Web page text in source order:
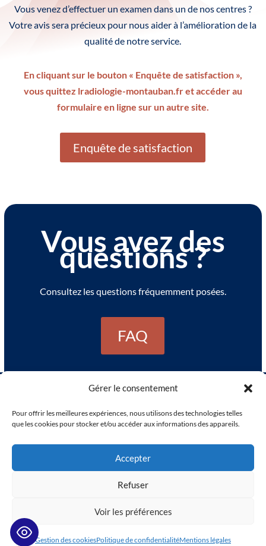
Gérer le consentement
Pour offrir les meilleures expériences, nous utilisons des technologies telles
que les cookies pour stocker et/ou accéder aux informations des appareils.
Accepter
Refuser
Voir les préférences
Gestion des cookiesPolitique de confidentialitéMentions légales
Vous venez d’effectuer un examen dans un de nos centres ?
Votre avis sera précieux pour nous aider à l’amélioration de la
qualité de notre service.
En cliquant sur le bouton « Enquête de satisfaction »,
vous quittez lradiologie-montauban.fr et accéder au
formulaire en ligne sur un autre site.
Enquête de satisfaction
Vous avez des
questions ?
Consultez les questions fréquemment posées.
FAQ